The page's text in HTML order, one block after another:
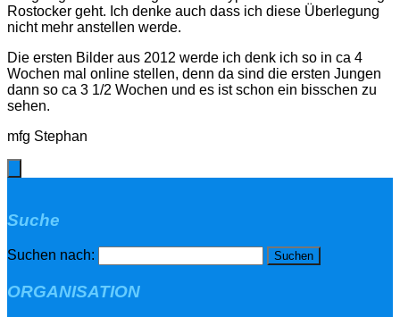
Rostocker geht. Ich denke auch dass ich diese Überlegung
nicht mehr anstellen werde.
Die ersten Bilder aus 2012 werde ich denk ich so in ca 4
Wochen mal online stellen, denn da sind die ersten Jungen
dann so ca 3 1/2 Wochen und es ist schon ein bisschen zu
sehen.
mfg Stephan
Suche
Suchen nach:
ORGANISATION